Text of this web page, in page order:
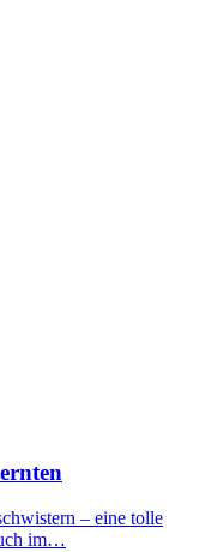
– eine tolle
im…